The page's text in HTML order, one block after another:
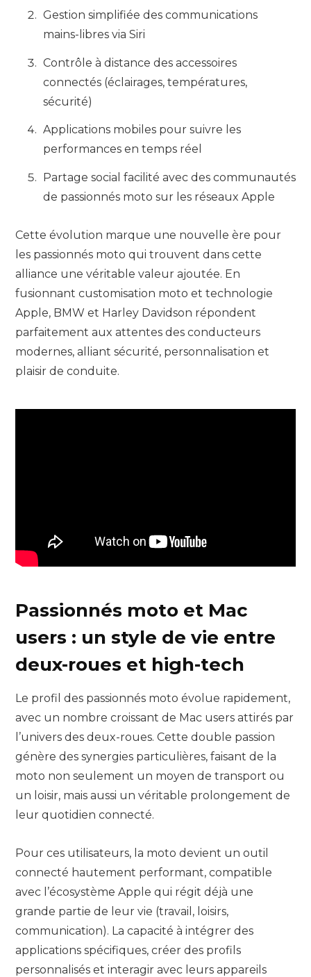
Gestion simplifiée des communications
mains-libres via Siri
Contrôle à distance des accessoires
connectés (éclairages, températures,
sécurité)
Applications mobiles pour suivre les
performances en temps réel
Partage social facilité avec des communautés
de passionnés moto sur les réseaux Apple
Cette évolution marque une nouvelle ère pour
les passionnés moto qui trouvent dans cette
alliance une véritable valeur ajoutée. En
fusionnant customisation moto et technologie
Apple, BMW et Harley Davidson répondent
parfaitement aux attentes des conducteurs
modernes, alliant sécurité, personnalisation et
plaisir de conduite.
Passionnés moto et Mac
users : un style de vie entre
deux-roues et high-tech
Le profil des passionnés moto évolue rapidement,
avec un nombre croissant de Mac users attirés par
l’univers des deux-roues. Cette double passion
génère des synergies particulières, faisant de la
moto non seulement un moyen de transport ou
un loisir, mais aussi un véritable prolongement de
leur quotidien connecté.
Pour ces utilisateurs, la moto devient un outil
connecté hautement performant, compatible
avec l’écosystème Apple qui régit déjà une
grande partie de leur vie (travail, loisirs,
communication). La capacité à intégrer des
applications spécifiques, créer des profils
personnalisés et interagir avec leurs appareils